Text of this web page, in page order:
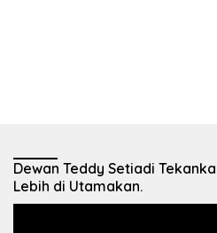
Dewan Teddy Setiadi
Lebih di Utamakan.